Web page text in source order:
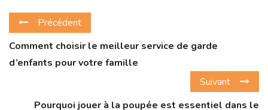
Précédent
Comment choisir le meilleur service de garde
d’enfants pour votre famille
Suivant
Pourquoi jouer à la poupée est essentiel dans le